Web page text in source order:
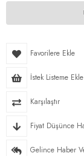
Favorilere Ekle
İstek Listeme Ekle
Karşılaştır
Fiyat Düşünce
Gelince Haber